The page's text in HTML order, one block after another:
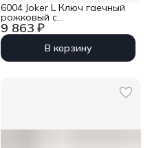
9 863 ₽
6004 Joker L Ключ гаечный
рожковый с
самонастройкой, 16-19 x
224 мм Wera WE-020101
В корзину